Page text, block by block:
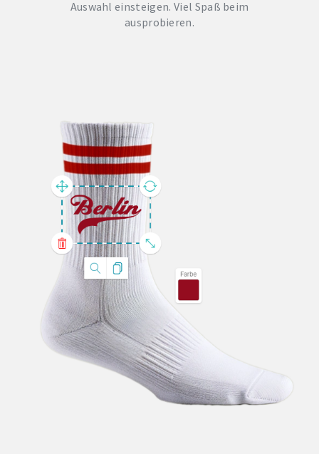
Auswahl einsteigen. Viel Spaß beim
ausprobieren.